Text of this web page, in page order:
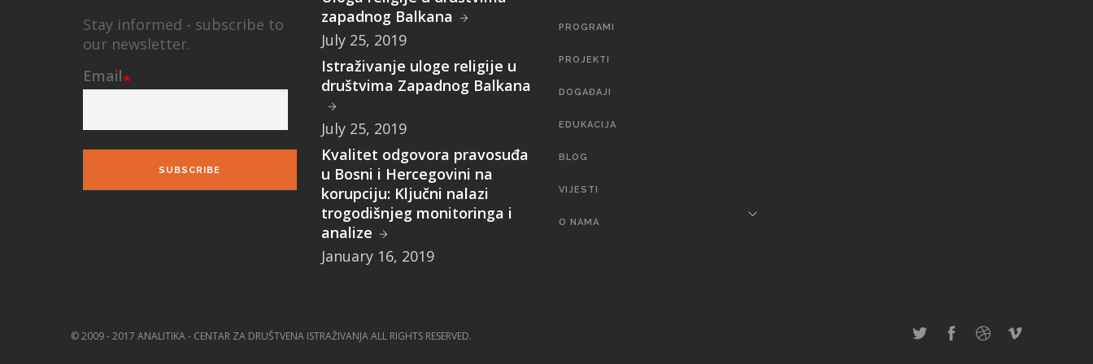
Stay informed - subscribe to
our newsletter.
Email
SUBSCRIBE
zapadnog Balkana
July 25, 2019
Istraživanje uloge religije u
društvima Zapadnog Balkana
July 25, 2019
Kvalitet odgovora pravosuđa
u Bosni i Hercegovini na
korupciju: Ključni nalazi
trogodišnjeg monitoringa i
analize
January 16, 2019
PROGRAMI
PROJEKTI
DOGAĐAJI
EDUKACIJA
BLOG
VIJESTI
O NAMA
© 2009 - 2017 ANALITIKA - CENTAR ZA DRUŠTVENA ISTRAŽIVANJA ALL RIGHTS RESERVED.